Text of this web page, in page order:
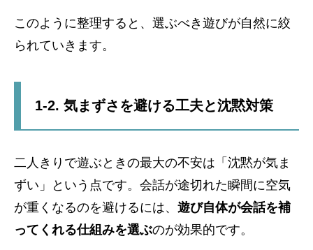
このように整理すると、選ぶべき遊びが自然に絞
られていきます。
1-2. 気まずさを避ける工夫と沈黙対策
二人きりで遊ぶときの最大の不安は「沈黙が気ま
ずい」という点です。会話が途切れた瞬間に空気
が重くなるのを避けるには、 遊び自体が会話を補
ってくれる仕組みを選ぶのが効果的です。